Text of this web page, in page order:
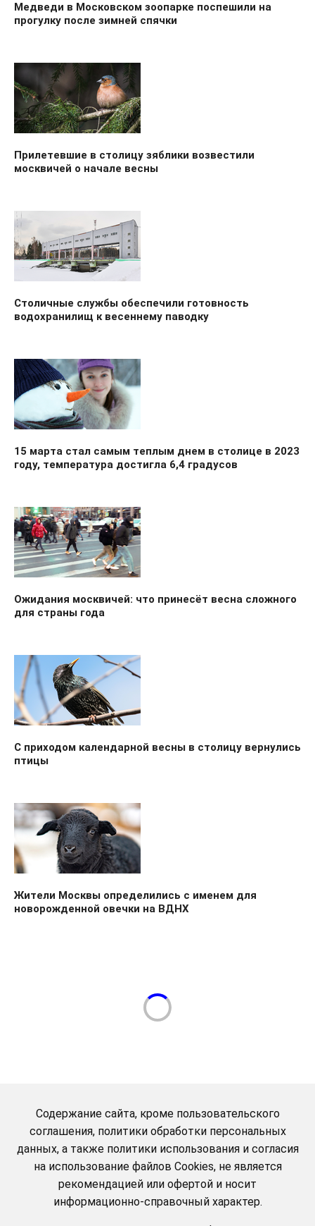
Медведи в Московском зоопарке поспешили на
прогулку после зимней спячки
Прилетевшие в столицу зяблики возвестили
москвичей о начале весны
Столичные службы обеспечили готовность
водохранилищ к весеннему паводку
15 марта стал самым теплым днем в столице в 2023
году, температура достигла 6,4 градусов
Ожидания москвичей: что принесёт весна сложного
для страны года
С приходом календарной весны в столицу вернулись
птицы
Жители Москвы определились с именем для
новорожденной овечки на ВДНХ
Содержание сайта, кроме пользовательского
соглашения, политики обработки персональных
данных, а также политики использования и согласия
на использование файлов Cookies, не является
рекомендацией или офертой и носит
информационно-справочный характер.